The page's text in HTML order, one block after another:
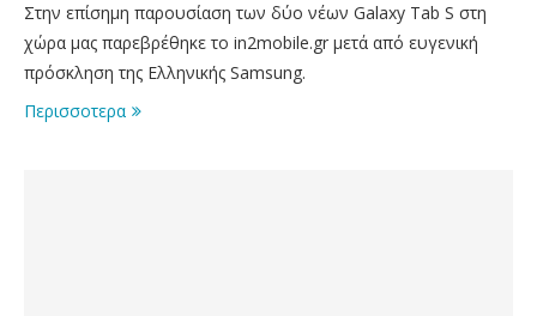
Στην επίσημη παρουσίαση των δύο νέων Galaxy Tab S στη
χώρα μας παρεβρέθηκε το in2mobile.gr μετά από ευγενική
πρόσκληση της Ελληνικής Samsung.
Περισσοτερα